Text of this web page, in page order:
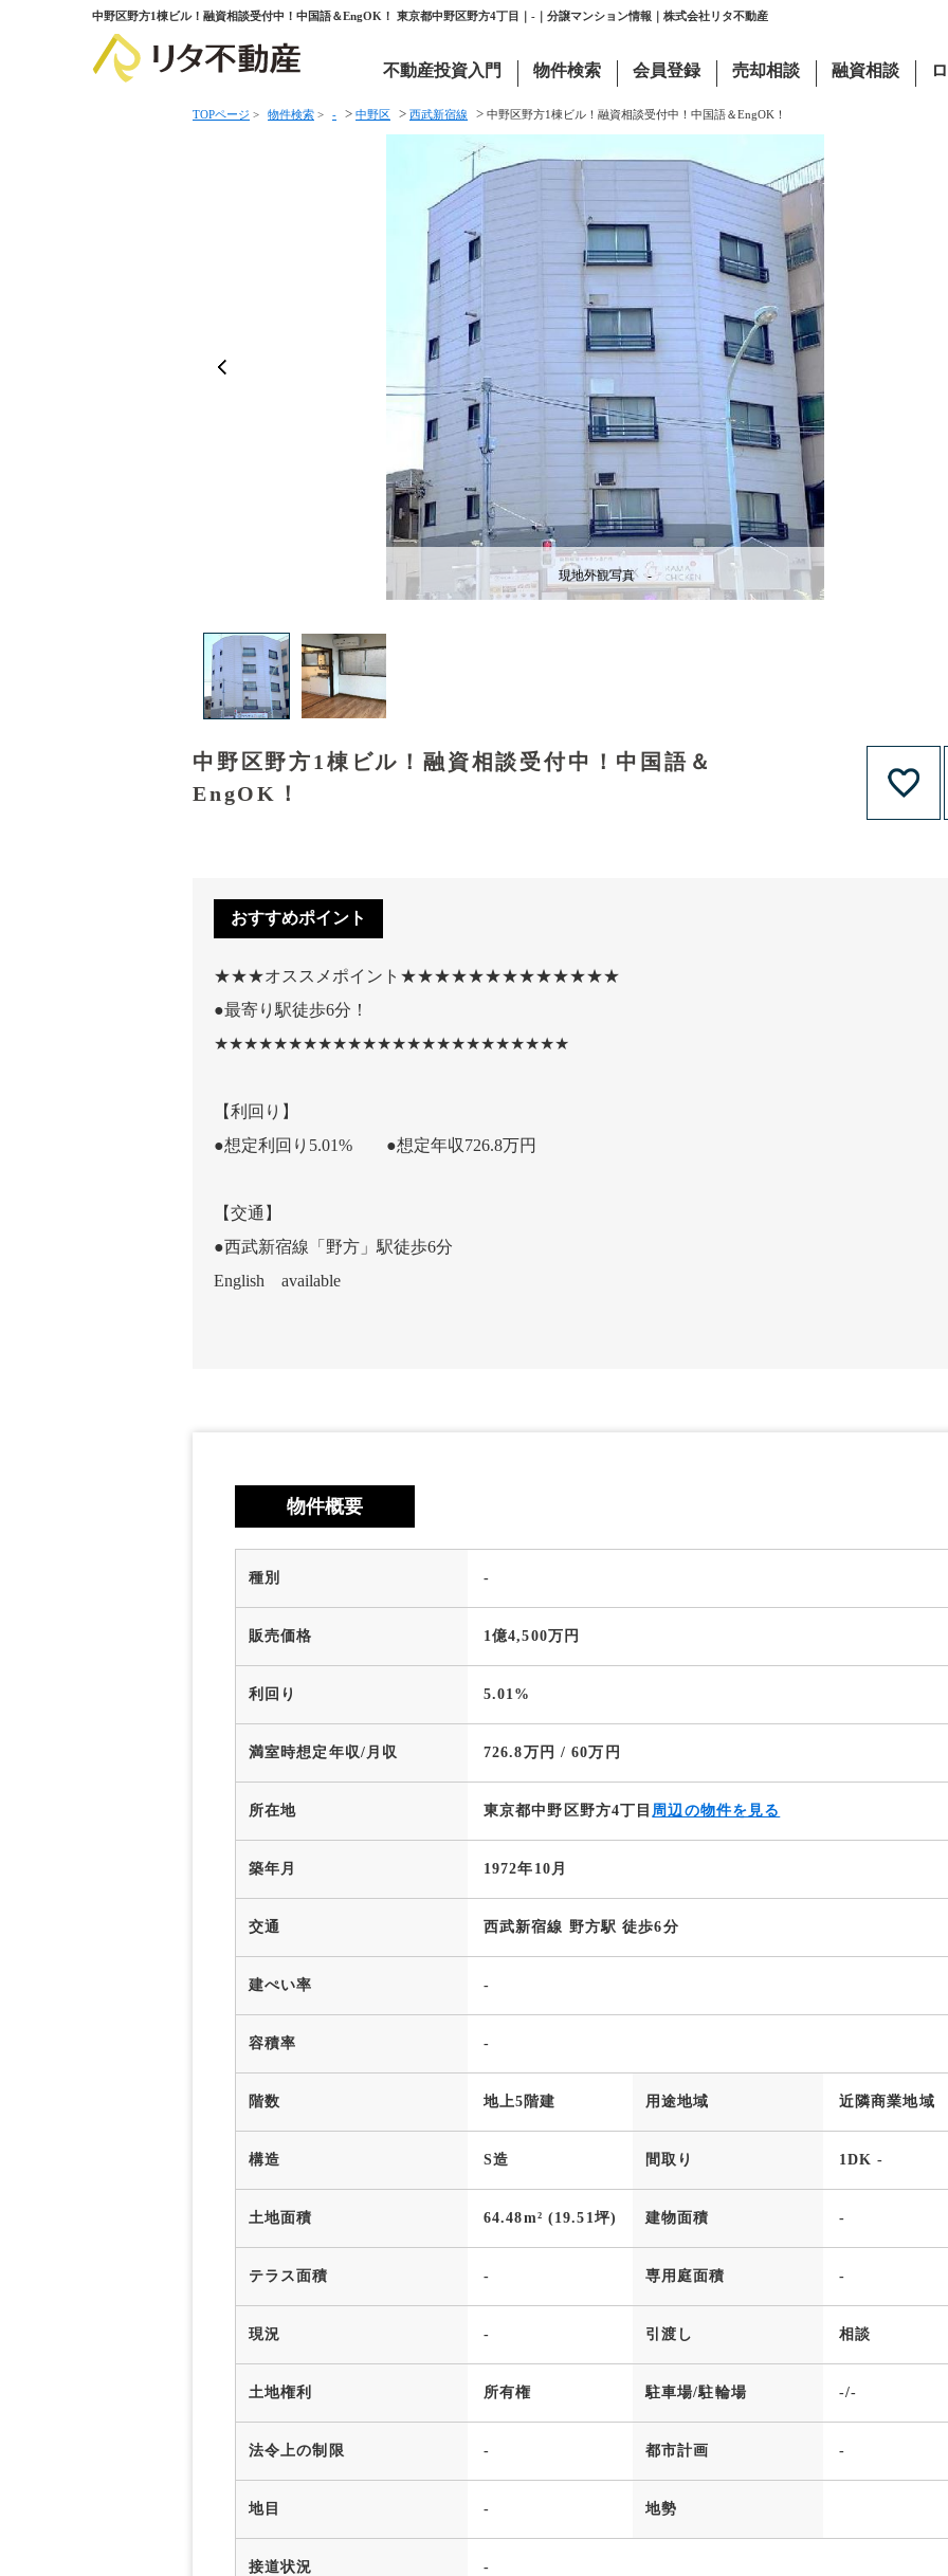
中野区野方1棟ビル！融資相談受付中！中国語＆EngOK！ 東京都中野区野方4丁目｜-｜分譲マンション情報｜株式会社リタ不動産
不動産投資入門 物件検索 会員登録 売却相談 融資相談
TOPページ > 物件検索 > - > 中野区 > 西武新宿線 > 中野区野方1棟ビル！融資相談受付中！中国語＆EngOK！
現地外観写真 -
中野区野方1棟ビル！融資相談受付中！中国語＆
EngOK！
おすすめポイント
★★★オススメポイント★★★★★★★★★★★★★
●最寄り駅徒歩6分！
★★★★★★★★★★★★★★★★★★★★★★★★
【利回り】
●想定利回り5.01% ●想定年収726.8万円
【交通】
●西武新宿線「野方」駅徒歩6分
English available
物件概要
種別 -
販売価格 1億4,500万円
利回り 5.01%
満室時想定年収/月収 726.8万円 / 60万円
所在地 東京都中野区野方4丁目 周辺の物件を見る
築年月 1972年10月
交通 西武新宿線 野方駅 徒歩6分
建ぺい率 -
容積率 -
階数 地上5階建 用途地域 近隣商業地域
構造 S造 間取り 1DK -
土地面積 64.48m² (19.51坪) 建物面積 -
テラス面積 - 専用庭面積 -
現況 - 引渡し 相談
土地権利 所有権 駐車場/駐輪場 -/-
法令上の制限 - 都市計画 -
地目 - 地勢
接道状況 -